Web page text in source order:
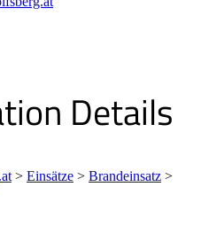
Details
> Einsätze > Brandeinsatz >